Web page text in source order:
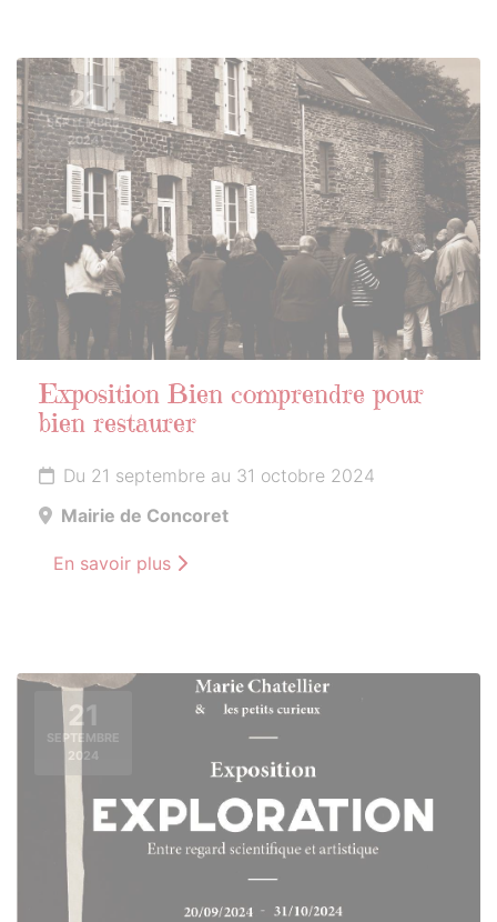
21
SEPTEMBRE
2024
Exposition Bien comprendre pour
bien restaurer
Du 21 septembre au 31 octobre 2024
Mairie de Concoret
En savoir plus
21
SEPTEMBRE
2024